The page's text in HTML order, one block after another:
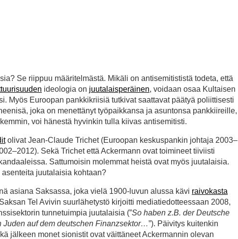
Se riippuu määritelmästä. Mikäli on antisemitististä todeta, että
ideologia on juutalaisperäinen, voidaan osaa Kultaisen
Myös Euroopan pankkikriisiä tutkivat saattavat päätyä poliittisesti
joka on menettänyt työpaikkansa ja asuntonsa pankkiireille,
voi hänestä hyvinkin tulla kiivas antisemitisti.
olivat Jean-Claude Trichet (Euroopan keskuspankin johtaja 2003–
Sekä Trichet että Ackermann ovat toimineet tiiviisti
Sattumoisin molemmat heistä ovat myös juutalaisia.
juutalaisia kohtaan?
asiana Saksassa, joka vielä 1900-luvun alussa kävi raivokasta
Tel Avivin suurlähetystö kirjoitti mediatiedotteessaan 2008,
tunnetuimpia juutalaisia (”So haben z.B. der Deutsche
Juden auf dem deutschen Finanzsektor…”). Päivitys kuitenkin
jälkeen monet sionistit ovat väittäneet Ackermannin olevan